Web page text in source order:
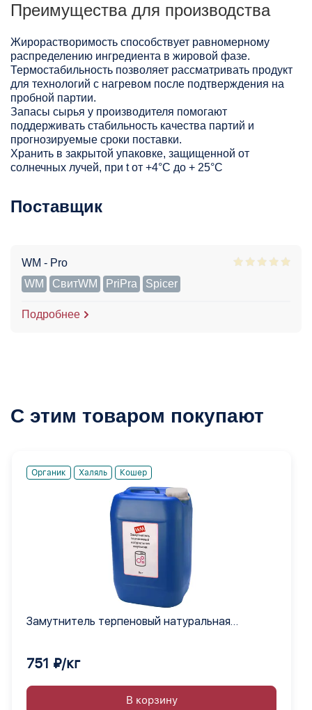
Преимущества для производства
Жирорастворимость способствует равномерному
распределению ингредиента в жировой фазе.
Термостабильность позволяет рассматривать продукт
для технологий с нагревом после подтверждения на
пробной партии.
Запасы сырья у производителя помогают
поддерживать стабильность качества партий и
прогнозируемые сроки поставки.
Хранить в закрытой упаковке, защищенной от
солнечных лучей, при t от +4°C до + 25°С
Поставщик
WM - Pro
WM
СвитWM PriPra Spicer
Подробнее
С этим товаром покупают
Органик Халяль Кошер
Замутнитель терпеновый натуральная
751 ₽/кг
В корзину